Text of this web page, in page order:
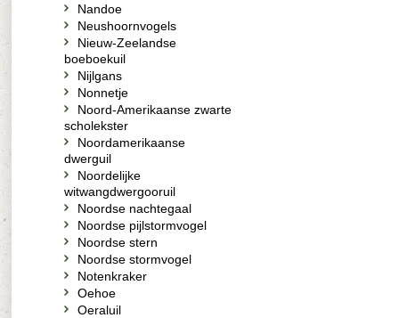
Nandoe
Neushoornvogels
Nieuw-Zeelandse
boeboekuil
Nijlgans
Nonnetje
Noord-Amerikaanse zwarte
scholekster
Noordamerikaanse
dwerguil
Noordelijke
witwangdwergooruil
Noordse nachtegaal
Noordse pijlstormvogel
Noordse stern
Noordse stormvogel
Notenkraker
Oehoe
Oeraluil